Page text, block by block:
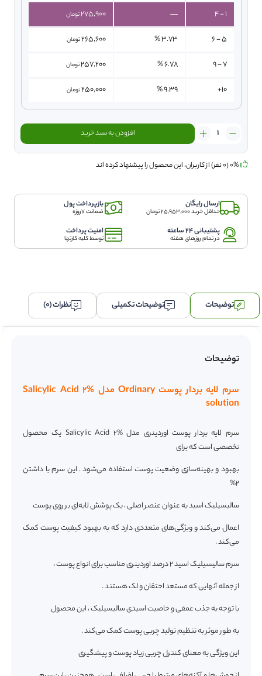
1 - 4
—
275,900تومان
5 - 6
3.73 %
265,600تومان
7 - 9
6.78 %
257,200تومان
10+
9.39 %
250,000تومان
اسید
2
اصلی
عدد
افزودن به سبد خرید
ارسال رایگان
حداقل خرید 25,953,000 تومان
بازپرداخت پول
ضمانت 7روزه
پشتیبانی 24 ساعته
در تمام روزهای هفته
امنیت پرداخت
توسط کلیه کارتها
توضیحات توضیحات تکمیلی نظرات (0)
توضیحات
سرم لایه بردار پوست Ordinary مدل Salicylic Acid 2%
solution
سرم لایه بردار پوست اوردینری مدل Salicylic Acid 2% یک محصول
تخصصی است که برای
بهبود و بهینه‌سازی وضعیت پوست استفاده می‌شود . این سرم با داشتن
2%
سالیسیلیک اسید به عنوان عنصر اصلی ، یک پوشش لایه‌ای بر روی پوست
اعمال می‌کند و ویژگی‌های متعددی دارد که به بهبود کیفیت پوست کمک
می‌کند .
سرم سالیسیلیک اسید 2 درصد اوردینری مناسب برای انواع پوست ،
از جمله آنهایی که مستعد احتقان و لک هستند .
با توجه به جذب عمقی و خاصیت اسیدی سالیسیلیک ، این محصول
به طور موثر به تنظیم تولید چربی پوست کمک می‌کند .
این ویژگی به معنای کنترل چربی زیاد پوست و پیشگیری